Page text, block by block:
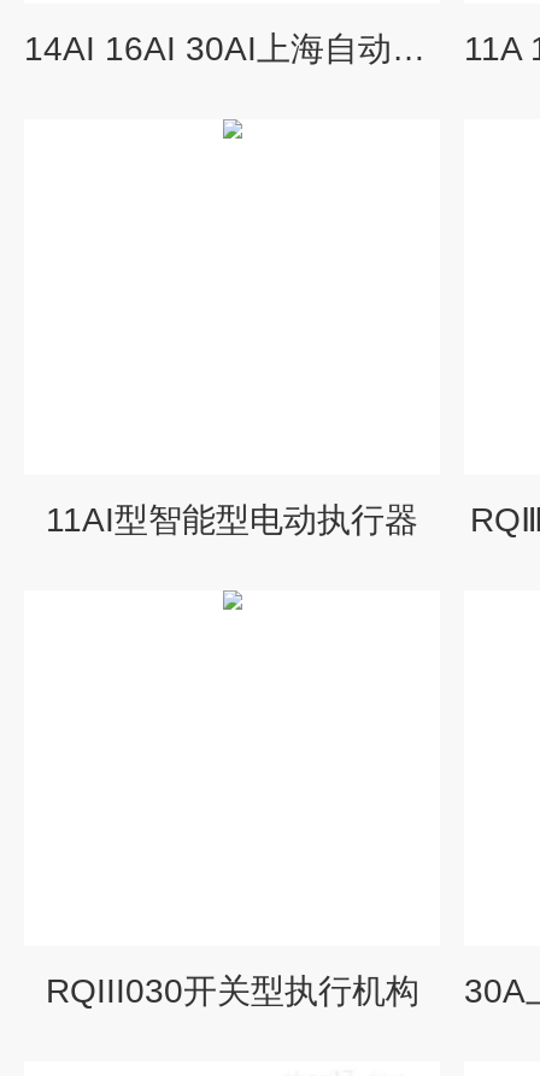
14AI 16AI 30AI上海自动化仪表十一厂执行器电源板含变压器
11AI型智能型电动执行器
RQIII030开关型执行机构